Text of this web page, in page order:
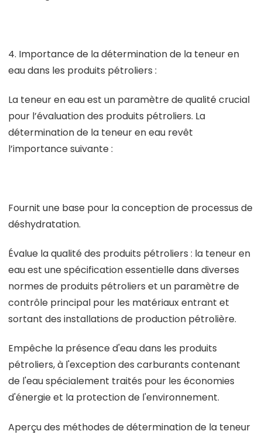
4. Importance de la détermination de la teneur en
eau dans les produits pétroliers :
La teneur en eau est un paramètre de qualité crucial
pour l’évaluation des produits pétroliers. La
détermination de la teneur en eau revêt
l’importance suivante :
Fournit une base pour la conception de processus de
déshydratation.
Évalue la qualité des produits pétroliers : la teneur en
eau est une spécification essentielle dans diverses
normes de produits pétroliers et un paramètre de
contrôle principal pour les matériaux entrant et
sortant des installations de production pétrolière.
Empêche la présence d'eau dans les produits
pétroliers, à l'exception des carburants contenant
de l'eau spécialement traités pour les économies
d'énergie et la protection de l'environnement.
Aperçu des méthodes de détermination de la teneur